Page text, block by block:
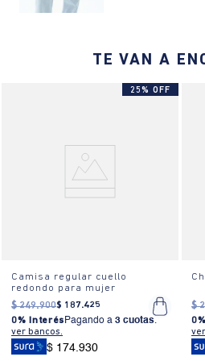
¿Cómo se siente?:
frontales grandes, cierre de
adapta perfectamente a un estilo
versátil para el día a día.
TE VAN A
25% OFF
Camisa regular cuello
redondo para mujer
$ 249.900$ 187.425
0% Interés Pagando a 3 cuotas.
ver bancos.
$ 174.930
$